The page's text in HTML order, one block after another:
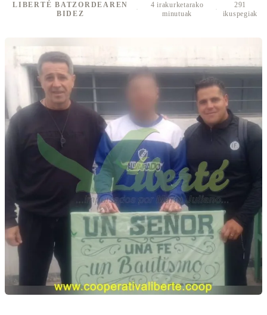
LIBERTÉ BATZORDEAREN
BIDEZ
·
4 irakurketarako
minutuak
·
291
ikuspegiak